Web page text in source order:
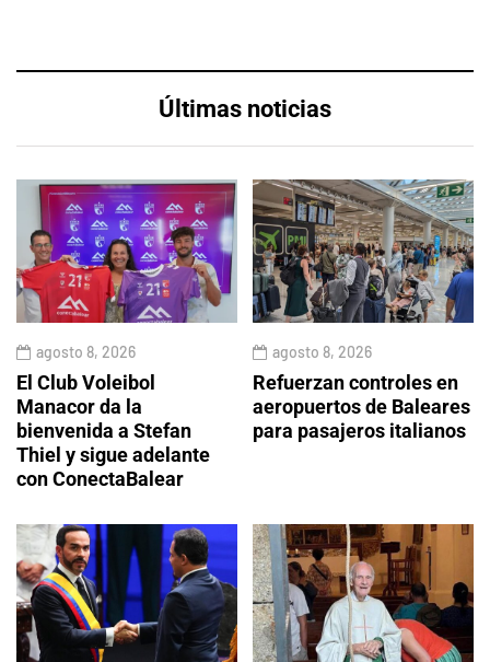
Últimas noticias
agosto 8, 2026
El Club Voleibol
Manacor da la
bienvenida a Stefan
Thiel y sigue adelante
con ConectaBalear
agosto 8, 2026
Refuerzan controles en
aeropuertos de Baleares
para pasajeros italianos